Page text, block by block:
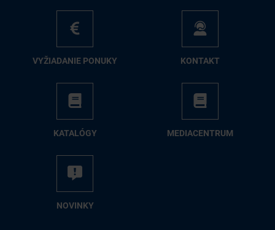
VY­ŽIA­DA­NIE PO­NU­KY KON­TAKT
KA­TA­LÓ­GY ME­DIA­CEN­TRUM
NO­VIN­KY